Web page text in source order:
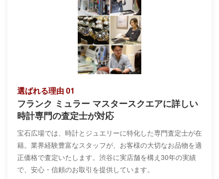
選ばれる理由 01
フランク ミュラー マスタースクエアに詳しい
時計専門の査定士が対応
宝石広場では、時計とジュエリーに特化した専門査定士が在
籍。業界経験豊富なスタッフが、お客様の大切なお品物を適
正価格で査定いたします。渋谷に実店舗を構え30年の実績
で、安心・信頼のお取引を提供しています。